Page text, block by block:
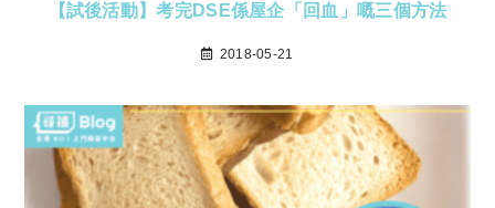
【試後活動】考完DSE係屋企「回血」嘅三個方法
2018-05-21